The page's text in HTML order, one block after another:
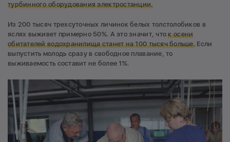
турбинного оборудования электростанции.
Из 200 тысяч трехсуточных личинок белых толстолобиков в
яслях выживет примерно 50%. А это значит, чток осени
обитателей водохранилища станет на 100 тысяч больше. Если
выпустить молодь сразу в свободное плавание, то
выживаемость составит не более 1%.